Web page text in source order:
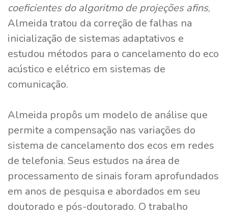
coeficientes do algoritmo de projeções afins,
Almeida tratou da correção de falhas na
inicialização de sistemas adaptativos e
estudou métodos para o cancelamento do eco
acústico e elétrico em sistemas de
comunicação.
Almeida propôs um modelo de análise que
permite a compensação nas variações do
sistema de cancelamento dos ecos em redes
de telefonia. Seus estudos na área de
processamento de sinais foram aprofundados
em anos de pesquisa e abordados em seu
doutorado e pós-doutorado. O trabalho